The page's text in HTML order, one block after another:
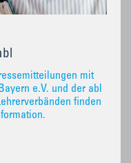
mit
e.V. und der abl
finden